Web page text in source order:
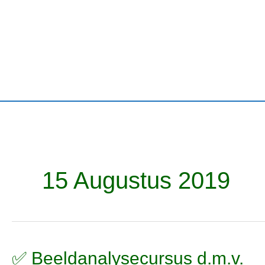
15 Augustus 2019
✅ Beeldanalysecursus d.m.v.
✅